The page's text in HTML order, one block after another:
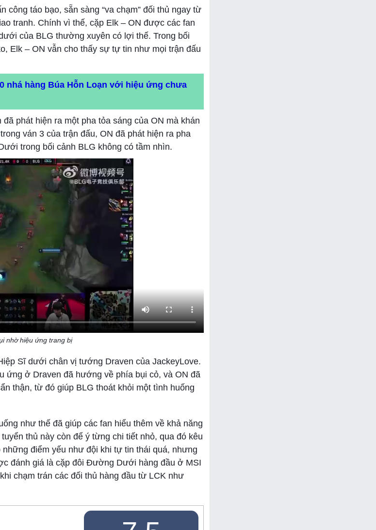
táo bạo, sẵn sàng “va chạm” đối thủ ngay từ
tranh. Chính vì thế, cặp Elk – ON được các fan
của BLG thường xuyên có lợi thế. Trong bối
Elk – ON vẫn cho thấy sự tự tin như mọi trận đấu
nhá hàng Búa Hỗn Loạn với hiệu ứng chưa
phát hiện ra một pha tỏa sáng của ON mà khán
ván 3 của trận đấu, ON đã phát hiện ra pha
trong bối cảnh BLG không có tầm nhìn.
nhờ hiệu ứng trang bị
Sĩ dưới chân vị tướng Draven của JackeyLove.
ứng ở Draven đã hướng về phía bụi cỏ, và ON đã
thận, từ đó giúp BLG thoát khỏi một tình huống
như thế đã giúp các fan hiểu thêm về khả năng
thủ này còn để ý từng chi tiết nhỏ, qua đó kêu
điểm yếu như đội khi tự tin thái quá, nhưng
đánh giá là cặp đôi Đường Dưới hàng đầu ở MSI
chạm trán các đối thủ hàng đầu từ LCK như